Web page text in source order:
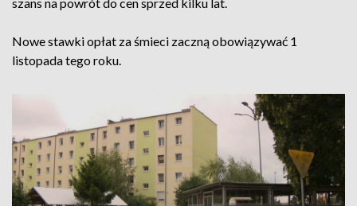
Nowe stawki opłat za śmieci zaczną obowiązywać 1
listopada tego roku.